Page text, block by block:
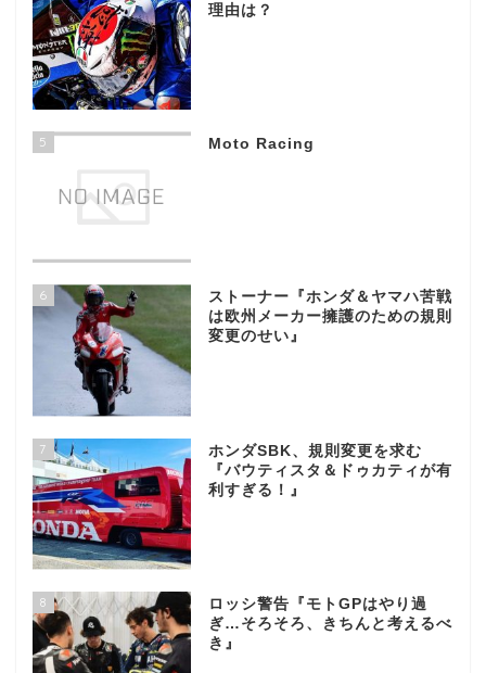
理由は？
5 Moto Racing
6
ストーナー『ホンダ＆ヤマハ苦戦
は欧州メーカー擁護のための規則
変更のせい』
7
ホンダSBK、規則変更を求む
『バウティスタ＆ドゥカティが有
利すぎる！』
8
ロッシ警告『モトGPはやり過
ぎ…そろそろ、きちんと考えるべ
き』